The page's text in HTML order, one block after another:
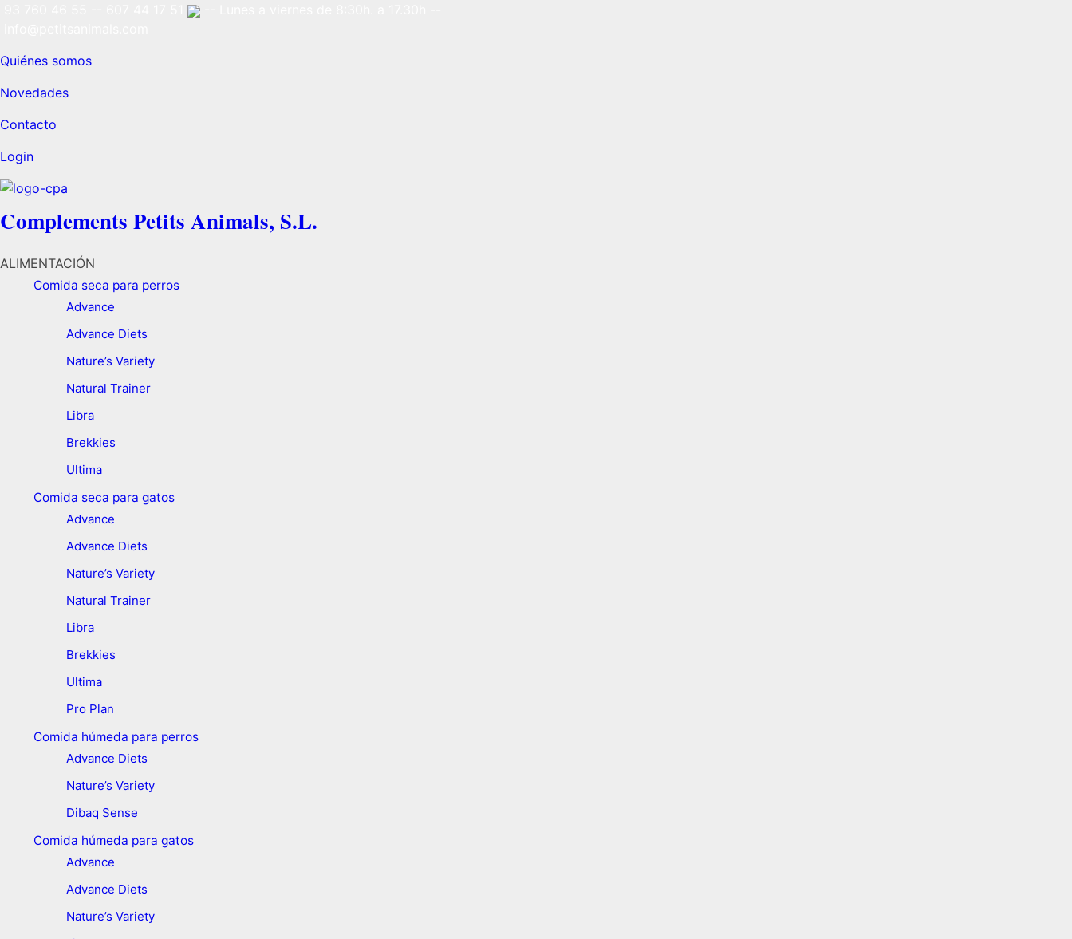
Quiénes somos
Novedades
Contacto
Login
Complements Petits Animals, S.L.
ALIMENTACIÓN
Comida seca para perros
Advance
Advance Diets
Nature’s Variety
Natural Trainer
Libra
Brekkies
Ultima
Comida seca para gatos
Advance
Advance Diets
Nature’s Variety
Natural Trainer
Libra
Brekkies
Ultima
Pro Plan
Comida húmeda para perros
Advance Diets
Nature’s Variety
Dibaq Sense
Comida húmeda para gatos
Advance
Advance Diets
Nature’s Variety